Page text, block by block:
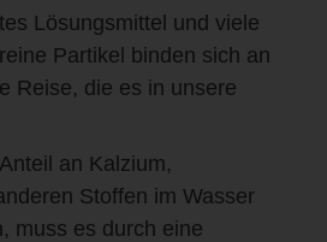
Lösungsmittel und viele
Partikel binden sich an
Reise, die es in unsere
an Kalzium,
Stoffen im Wasser
muss es durch eine